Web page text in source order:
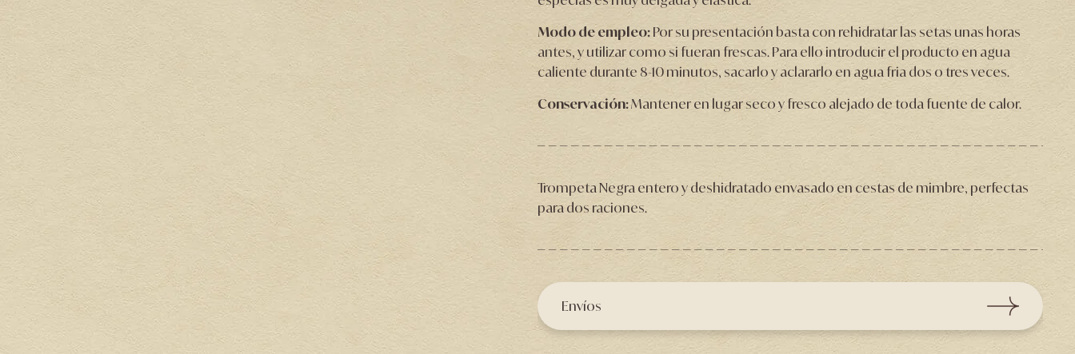
Modo de empleo: Por su presentación basta con rehidratar las setas unas horas
antes, y utilizar como si fueran frescas. Para ello introducir el producto en agua
caliente durante 8-10 minutos, sacarlo y aclararlo en agua fria dos o tres veces.
Conservación:Mantener en lugar seco y fresco alejado de toda fuente de calor.
Trompeta Negra entero y deshidratado envasado en cestas de mimbre, perfectas
para dos raciones.
Envíos